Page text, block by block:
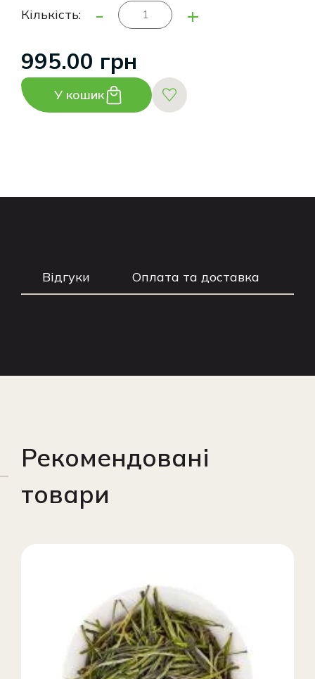
Кількість: - +
995.00 грн
У кошик
Відгуки Оплата та доставка
Рекомендовані
товари